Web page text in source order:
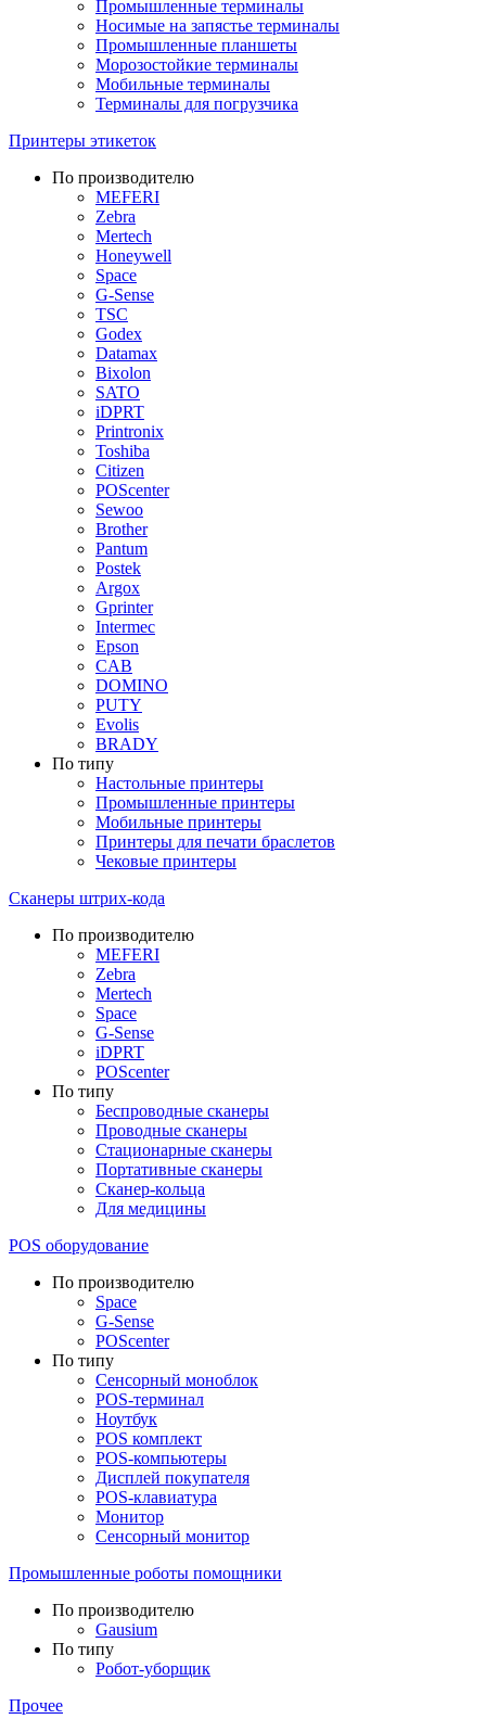
Промышленные терминалы
Носимые на запястье терминалы
Промышленные планшеты
Морозостойкие терминалы
Мобильные терминалы
Терминалы для погрузчика
Принтеры этикеток
По производителю
MEFERI
Zebra
Mertech
Honeywell
Space
G-Sense
TSC
Godex
Datamax
Bixolon
SATO
iDPRT
Printronix
Toshiba
Citizen
POScenter
Sewoo
Brother
Pantum
Postek
Argox
Gprinter
Intermec
Epson
CAB
DOMINO
PUTY
Evolis
BRADY
По типу
Настольные принтеры
Промышленные принтеры
Мобильные принтеры
Принтеры для печати браслетов
Чековые принтеры
Сканеры штрих-кода
По производителю
MEFERI
Zebra
Mertech
Space
G-Sense
iDPRT
POScenter
По типу
Беспроводные сканеры
Проводные сканеры
Стационарные сканеры
Портативные сканеры
Сканер-кольца
Для медицины
POS оборудование
По производителю
Space
G-Sense
POScenter
По типу
Сенсорный моноблок
POS-терминал
Ноутбук
POS комплект
POS-компьютеры
Дисплей покупателя
POS-клавиатура
Монитор
Сенсорный монитор
Промышленные роботы помощники
По производителю
Gausium
По типу
Робот-уборщик
Прочее